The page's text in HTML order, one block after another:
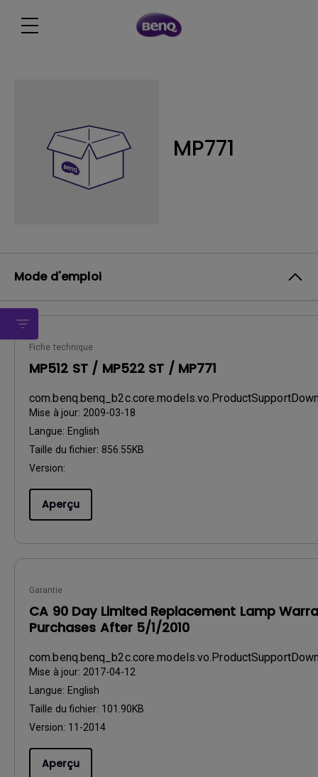
MP771
Mode d'emploi
Fiche technique
MP512 ST / MP522 ST / MP771
Mise à jour: 2009-03-18
Langue: English
Taille du fichier: 856.55KB
Version:
Aperçu
Garantie
CA 90 Day Limited Replacement Lamp
Purchases After 5/1/2010
Mise à jour: 2017-04-12
Langue: English
Taille du fichier: 101.90KB
Version: 11-2014
Aperçu